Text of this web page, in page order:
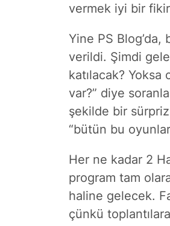
vermek iyi bir fikir
Yine PS Blog’da,
verildi. Şimdi
katılacak?
var?” diye
şekilde bir sürpriz
“bütün bu
Her ne kadar 2
program tam
haline gelecek.
çünkü